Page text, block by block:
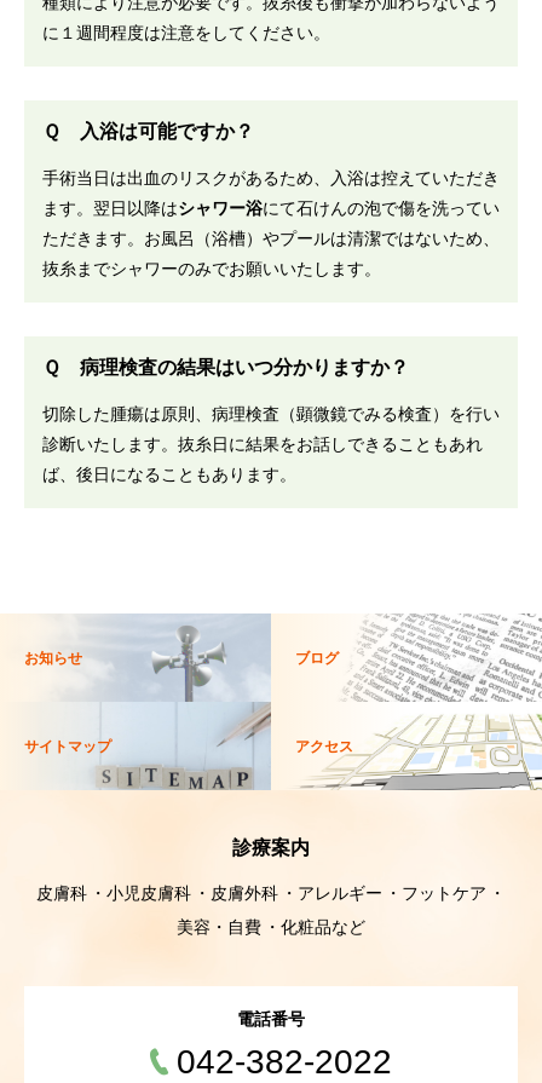
に１週間程度は注意をしてください。
Ｑ 入浴は可能ですか？
手術当日は出血のリスクがあるため、入浴は控えていただき
ます。翌日以降はシャワー浴にて石けんの泡で傷を洗ってい
ただきます。お風呂（浴槽）やプールは清潔ではないため、
抜糸までシャワーのみでお願いいたします。
Ｑ 病理検査の結果はいつ分かりますか？
切除した腫瘍は原則、病理検査（顕微鏡でみる検査）を行い
診断いたします。抜糸日に結果をお話しできることもあれ
ば、後日になることもあります。
お知らせ ブログ
サイトマップ アクセス
診療案内
皮膚科 小児皮膚科 皮膚外科 アレルギー
フットケア
美容・自費
化粧品など
電話番号
042-382-2022